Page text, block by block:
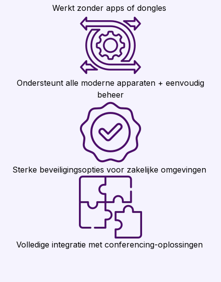
Werkt zonder apps of dongles
Ondersteunt alle moderne apparaten + eenvoudig
beheer
Sterke beveiligingsopties voor zakelijke omgevingen
Volledige integratie met conferencing-oplossingen